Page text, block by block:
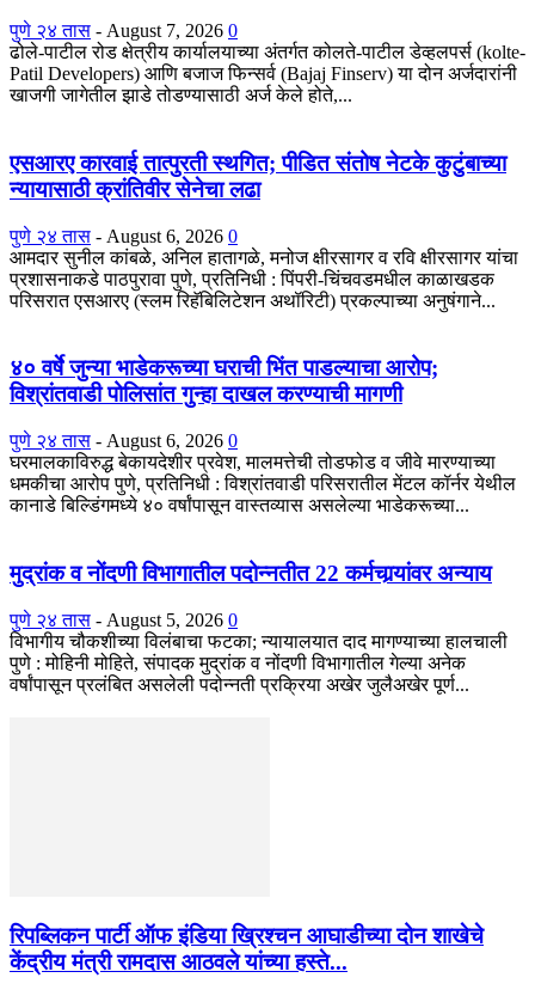
पुणे २४ तास - August 7, 2026 0
ढोले-पाटील रोड क्षेत्रीय कार्यालयाच्या अंतर्गत कोलते-पाटील डेव्हलपर्स (kolte-
Patil Developers) आणि बजाज फिन्सर्व (Bajaj Finserv) या दोन अर्जदारांनी
खाजगी जागेतील झाडे तोडण्यासाठी अर्ज केले होते,...
एसआरए कारवाई तात्पुरती स्थगित; पीडित संतोष नेटके कुटुंबाच्या
न्यायासाठी क्रांतिवीर सेनेचा लढा
पुणे २४ तास - August 6, 2026 0
आमदार सुनील कांबळे, अनिल हातागळे, मनोज क्षीरसागर व रवि क्षीरसागर यांचा
प्रशासनाकडे पाठपुरावा पुणे, प्रतिनिधी : पिंपरी-चिंचवडमधील काळाखडक
परिसरात एसआरए (स्लम रिहॅबिलिटेशन अथॉरिटी) प्रकल्पाच्या अनुषंगाने...
४० वर्षे जुन्या भाडेकरूच्या घराची भिंत पाडल्याचा आरोप;
विश्रांतवाडी पोलिसांत गुन्हा दाखल करण्याची मागणी
पुणे २४ तास - August 6, 2026 0
घरमालकाविरुद्ध बेकायदेशीर प्रवेश, मालमत्तेची तोडफोड व जीवे मारण्याच्या
धमकीचा आरोप पुणे, प्रतिनिधी : विश्रांतवाडी परिसरातील मेंटल कॉर्नर येथील
कानाडे बिल्डिंगमध्ये ४० वर्षांपासून वास्तव्यास असलेल्या भाडेकरूच्या...
मुद्रांक व नोंदणी विभागातील पदोन्नतीत 22 कर्मचार्‍यांवर अन्याय
पुणे २४ तास - August 5, 2026 0
विभागीय चौकशीच्या विलंबाचा फटका; न्यायालयात दाद मागण्याच्या हालचाली
पुणे : मोहिनी मोहिते, संपादक मुद्रांक व नोंदणी विभागातील गेल्या अनेक
वर्षांपासून प्रलंबित असलेली पदोन्नती प्रक्रिया अखेर जुलैअखेर पूर्ण...
रिपब्लिकन पार्टी ऑफ इंडिया ख्रिश्चन आघाडीच्या दोन शाखेचे
केंद्रीय मंत्री रामदास आठवले यांच्या हस्ते...